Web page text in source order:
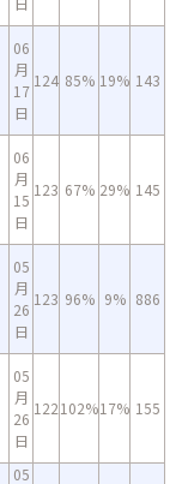
06
月
17
日
124 85% 19% 143
06
月
15
日
123 67% 29% 145
05
月
26
日
123 96% 9% 886
05
月
26
日
122102%17% 155
05